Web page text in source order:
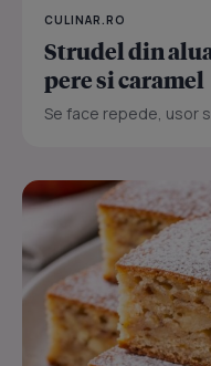
CULINAR.RO
Strudel din
pere si caramel
Se face repede, usor